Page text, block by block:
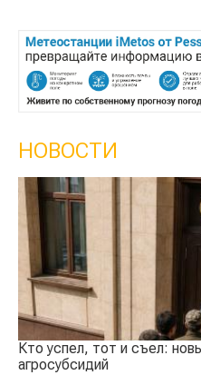
НОВОСТИ
Кто успел, тот и съел:
агросубсидий